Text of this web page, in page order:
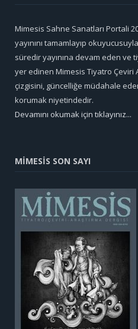
Mimesis Sahne Sanatları Portali
yayınını tamamlayıp
süredir yayınına devam eden ve
yer edinen Mimesis Tiyatro Çeviri
çizgisini, güncelliğe müdahale
korumak niyetindedir.
Devamını okumak için tıklayınız...
MİMESİS SON SAYI